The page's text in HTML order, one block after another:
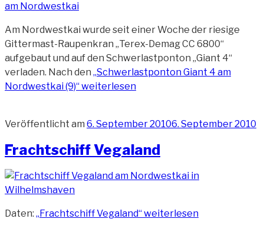
Am Nordwestkai wurde seit einer Woche der riesige
Gittermast-Raupenkran „Terex-Demag CC 6800“
aufgebaut und auf den Schwerlastponton „Giant 4“
verladen. Nach den „Schwerlastponton Giant 4 am
Nordwestkai (9)“weiterlesen
Veröffentlicht am 6. September 20106. September 2010
Frachtschiff Vegaland
Daten: „Frachtschiff Vegaland“weiterlesen